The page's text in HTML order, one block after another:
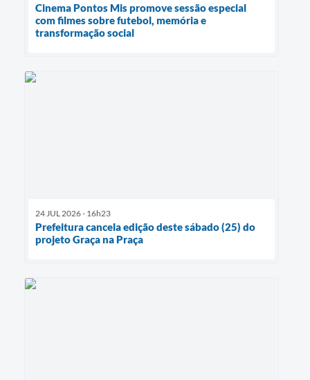
Cinema Pontos Mis promove sessão especial
com filmes sobre futebol, memória e
transformação social
24 JUL 2026 - 16h23
Prefeitura cancela edição deste sábado (25) do
projeto Graça na Praça